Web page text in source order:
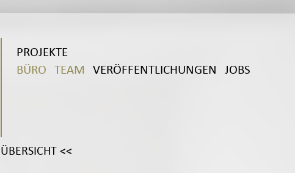
PROJEKTE
BÜRO
TEAM VERÖFFENTLICHUNGEN JOBS
ÜBERSICHT <<